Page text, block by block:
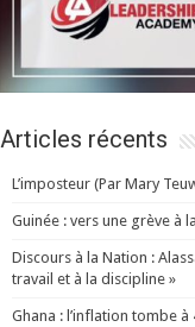
Articles récents
L’imposteur (Par Mary
Guinée : vers une grève à
Discours à la Nation :
travail et à la discipline »
Ghana : l’inflation tombe